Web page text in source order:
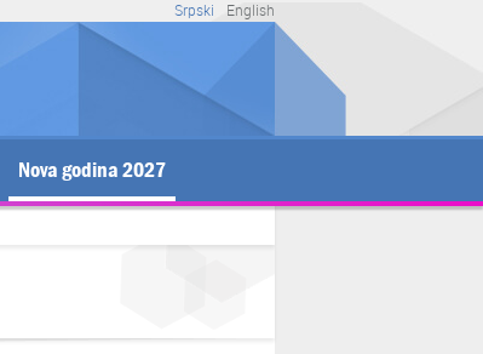
English
Srpski
Nova godina 2027